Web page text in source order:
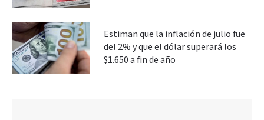
Estiman que la inflación de julio fue
del 2% y que el dólar superará los
$1.650 a fin de año